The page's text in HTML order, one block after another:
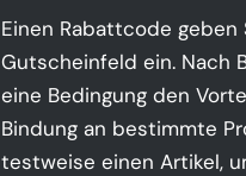
Einen Rabattcode geben
Gutscheinfeld ein. Nach
eine Bedingung den
Bindung an bestimmte
testweise einen Artikel,